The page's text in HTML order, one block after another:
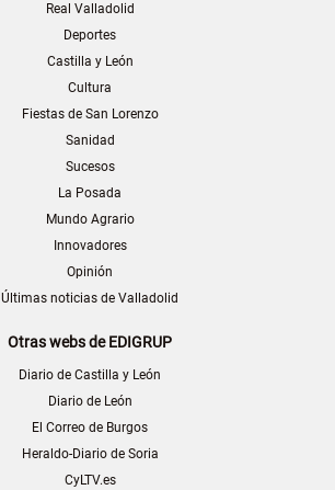
Real Valladolid
Deportes
Castilla y León
Cultura
Fiestas de San Lorenzo
Sanidad
Sucesos
La Posada
Mundo Agrario
Innovadores
Opinión
Últimas noticias de Valladolid
Otras webs de EDIGRUP
Diario de Castilla y León
Diario de León
El Correo de Burgos
Heraldo-Diario de Soria
CyLTV.es